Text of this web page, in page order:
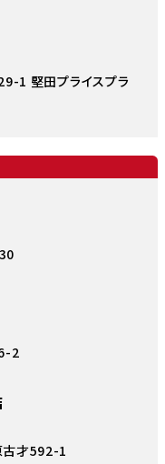
1 堅田プライスプラ
2
才592-1